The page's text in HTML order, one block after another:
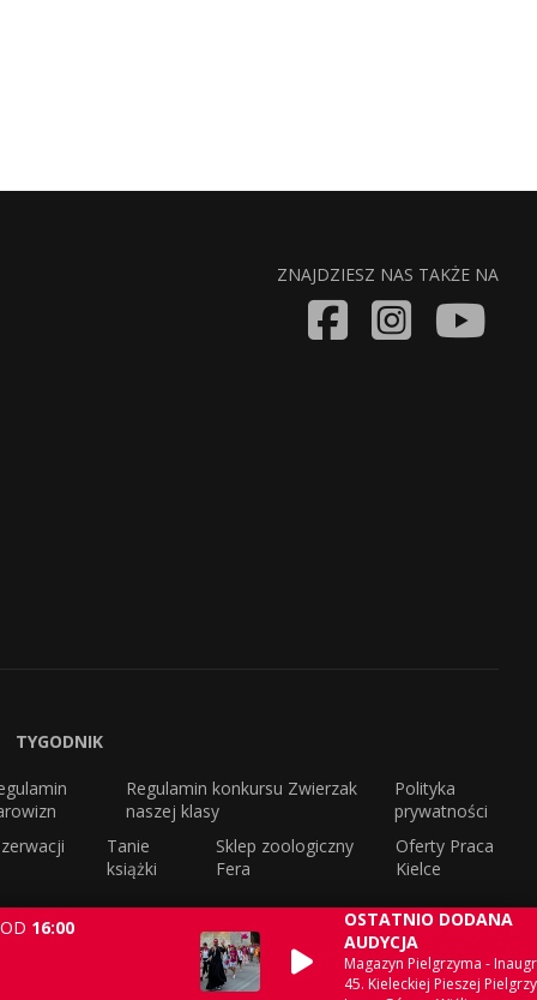
16:00
OSTATNIO DODANA
AUDYCJA
Magazyn Pielgrzyma -
45. Kieleckiej Pieszej
ZNAJDZIESZ NAS TAKŻE NA
TYGODNIK
Regulamin konkursu Zwierzak
naszej klasy
Polityka
prywatności
Tanie
książki
Sklep zoologiczny
Fera
Oferty Praca
Kielce